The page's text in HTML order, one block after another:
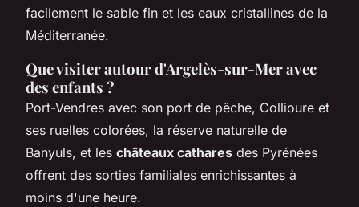
facilement le sable fin et les eaux cristallines de la
Méditerranée.
Que visiter autour d'Argelès-sur-Mer avec
des enfants ?
Port-Vendres avec son port de pêche, Collioure et
ses ruelles colorées, la réserve naturelle de
Banyuls, et les châteaux cathares des Pyrénées
offrent des sorties familiales enrichissantes à
moins d'une heure.